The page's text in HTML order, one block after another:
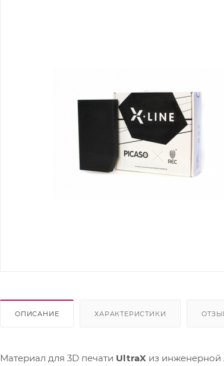
ОПИСАНИЕ ХАРАКТЕРИСТИКИ
Материал для 3D печати UltraX из инженерной